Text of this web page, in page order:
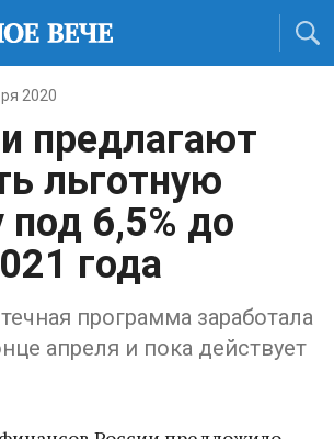
2020
предлагают
льготную
под 6,5% до
года
программа заработала
апреля и пока действует